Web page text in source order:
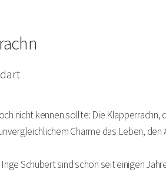
nicht kennen sollte: Die
Charme das Leben,
Schubert sind schon seit einigen